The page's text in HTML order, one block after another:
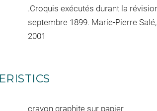
.Croquis exécutés durant la
septembre 1899. Marie-Pierre
2001
crayon graphite sur papier